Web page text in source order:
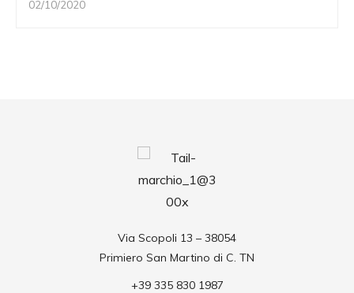
02/10/2020
Via Scopoli 13 – 38054
Primiero San Martino di C. TN
+39 335 830 1987